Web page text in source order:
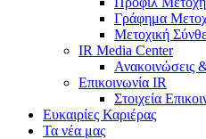
Γράφημα
Μετοχική
IR Media Center
Ανακοινώσεις
Επικοινωνία IR
Στοιχεία
Ευκαιρίες Καριέρας
Τα νέα μας